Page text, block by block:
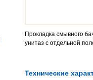
Прокладка смывного
унитаз с отдельной
Технические